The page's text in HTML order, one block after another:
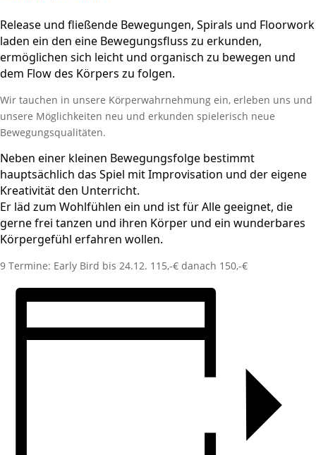
Release und fließende Bewegungen, Spirals und Floorwork
laden ein den eine Bewegungsfluss zu erkunden,
ermöglichen sich leicht und organisch zu bewegen und
dem Flow des Körpers zu folgen.
Wir tauchen in unsere Körperwahrnehmung ein, erleben uns und
unsere Möglichkeiten neu und erkunden spielerisch neue
Bewegungsqualitäten.
Neben einer kleinen Bewegungsfolge bestimmt
hauptsächlich das Spiel mit Improvisation und der eigene
Kreativität den Unterricht.
Er läd zum Wohlfühlen ein und ist für Alle geeignet, die
gerne frei tanzen und ihren Körper und ein wunderbares
Körpergefühl erfahren wollen.
9 Termine: Early Bird bis 24.12. 115,-€ danach 150,-€